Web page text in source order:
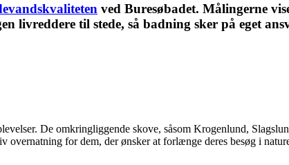
ved Buresøbadet. Målingerne
livreddere til stede, så badning sker på eget
De omkringliggende skove, såsom Krogenlund,
for dem, der ønsker at forlænge deres besøg i